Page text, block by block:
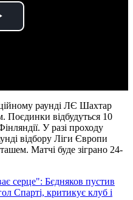
раунді ЛЄ Шахтар
Поєдинки відбудуться 10
У разі проходу
відбору Ліги Європи
Матчі буде зіграно 24-
серце": Бєдняков пустив
Спарті, критикує клуб і